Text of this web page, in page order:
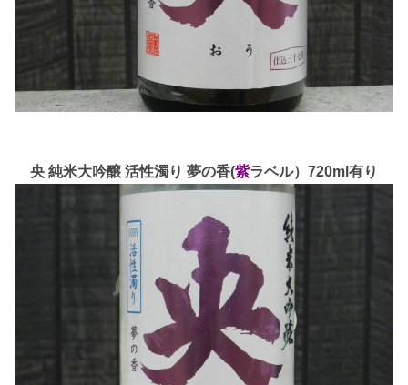
央 純米大吟醸 活性濁り 夢の香(紫ラベル）720ml有り